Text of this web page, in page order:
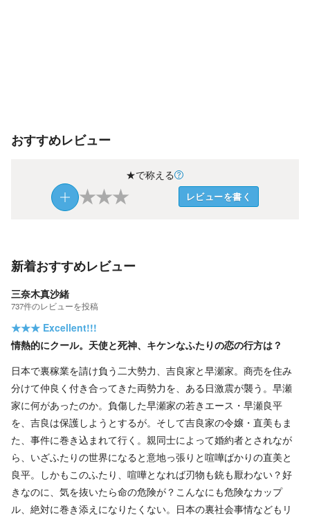
おすすめレビュー
★で称える
★★★ レビューを書く
新着おすすめレビュー
三奈木真沙緒
737件のレビューを投稿
★★★ Excellent!!!
情熱的にクール。天使と死神、キケンなふたりの恋の行方は？
日本で裏稼業を請け負う二大勢力、吉良家と早瀬家。商売を住み
分けて仲良く付き合ってきた両勢力を、ある日激震が襲う。早瀬
家に何があったのか。負傷した早瀬家の若きエース・早瀬良平
を、吉良は保護しようとするが。そして吉良家の令嬢・直美もま
た、事件に巻き込まれて行く。親同士によって婚約者とされなが
ら、いざふたりの世界になると意地っ張りと喧嘩ばかりの直美と
良平。しかもこのふたり、喧嘩となれば刃物も銃も厭わない？好
きなのに、気を抜いたら命の危険が？こんなにも危険なカップ
ル、絶対に巻き添えになりたくない。日本の裏社会事情などもリ